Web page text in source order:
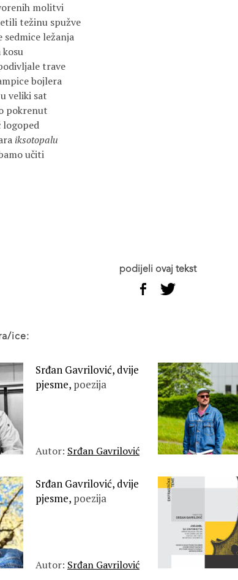
molitvi
težinu spužve
sedmice ležanja
kosu
trave
bojlera
veliki sat
pokrenut
logoped
iksotopalu
učiti
podijeli ovaj tekst
ice:
Srđan Gavrilović, dvije
pjesme, poezija
Autor: Srđan Gavrilović
Srđan Gavrilović, dvije
pjesme, poezija
Autor: Srđan Gavrilović